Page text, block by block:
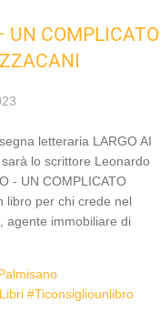
UN COMPLICATO
letteraria LARGO AI
lo scrittore Leonardo
- UN COMPLICATO
libro per chi crede nel
agente immobiliare di
#ticonsigliounlibro